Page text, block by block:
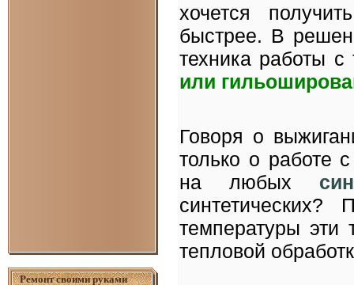
Ремонт своими руками
хочется
быстрее. В
техника работы
или
Говоря о
только о работе
на любых
температуры эти
тепловой